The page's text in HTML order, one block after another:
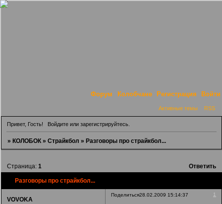
Форум Колобчане Регистрация Войти
Активные темы RSS
Привет, Гость! Войдитеили зарегистрируйтесь.
»КОЛОБОК »Страйкбол »Разговоры про страйкбол...
Разговоры про страйкбол...
Страница:1 Ответить
Поделиться 1
28.02.2009 15:14:37
VOVOKA